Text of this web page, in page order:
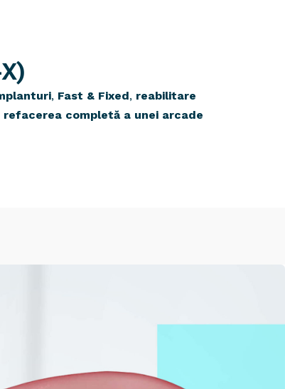
, Fast & Fixed, reabilitare
refacerea completă a unei arcade